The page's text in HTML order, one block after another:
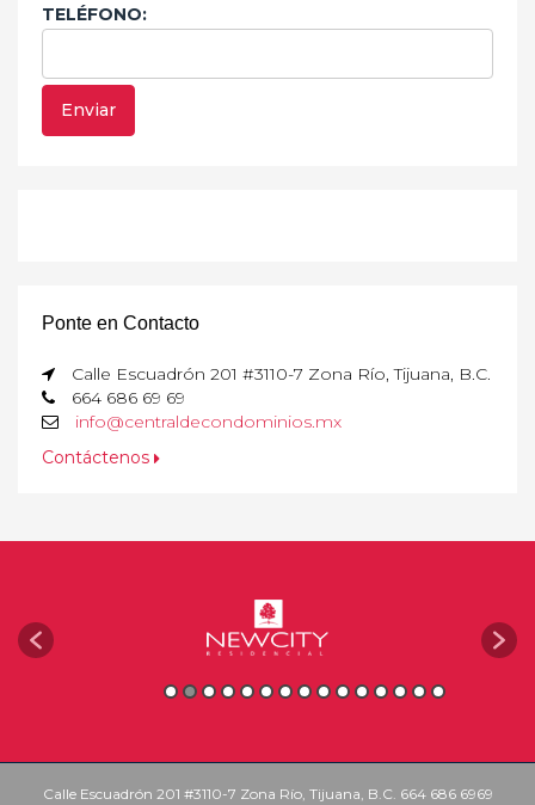
TELÉFONO:
Ponte en Contacto
Calle Escuadrón 201 #3110-7 Zona Río, Tijuana, B.C.
664 686 69 69
info@centraldecondominios.mx
Contáctenos
Calle Escuadrón 201 #3110-7 Zona Río, Tijuana, B.C. 664 686 6969